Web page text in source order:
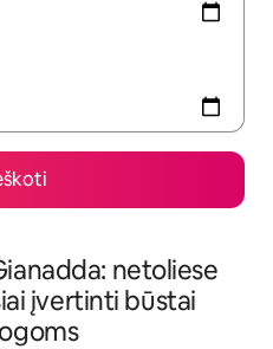
netoliese
įvertinti būstai